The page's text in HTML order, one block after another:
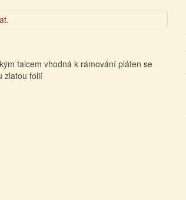
falcem vhodná k rámování pláten se
zlatou folií